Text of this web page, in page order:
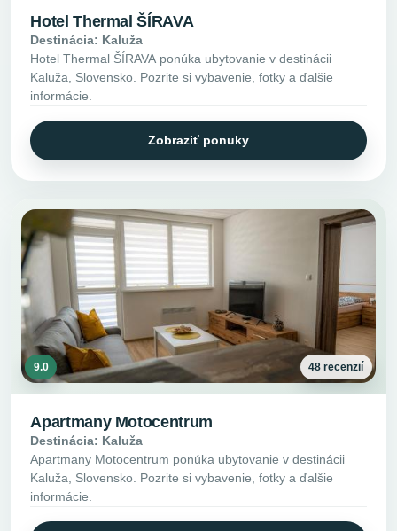
Hotel Thermal ŠÍRAVA
Destinácia: Kaluža
Hotel Thermal ŠÍRAVA ponúka ubytovanie v destinácii
Kaluža, Slovensko. Pozrite si vybavenie, fotky a ďalšie
informácie.
Zobraziť ponuky
9.0 48 recenzií
Apartmany Motocentrum
Destinácia: Kaluža
Apartmany Motocentrum ponúka ubytovanie v destinácii
Kaluža, Slovensko. Pozrite si vybavenie, fotky a ďalšie
informácie.